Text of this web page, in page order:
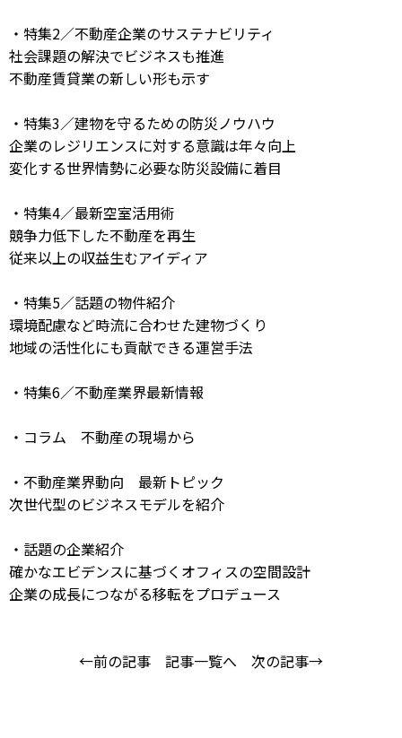
・特集2／不動産企業のサステナビリティ
社会課題の解決でビジネスも推進
不動産賃貸業の新しい形も示す
・特集3／建物を守るための防災ノウハウ
企業のレジリエンスに対する意識は年々向上
変化する世界情勢に必要な防災設備に着目
・特集4／最新空室活用術
競争力低下した不動産を再生
従来以上の収益生むアイディア
・特集5／話題の物件紹介
環境配慮など時流に合わせた建物づくり
地域の活性化にも貢献できる運営手法
・特集6／不動産業界最新情報
・コラム 不動産の現場から
・不動産業界動向 最新トピック
次世代型のビジネスモデルを紹介
・話題の企業紹介
確かなエビデンスに基づくオフィスの空間設計
企業の成長につながる移転をプロデュース
←前の記事 記事一覧へ 次の記事→